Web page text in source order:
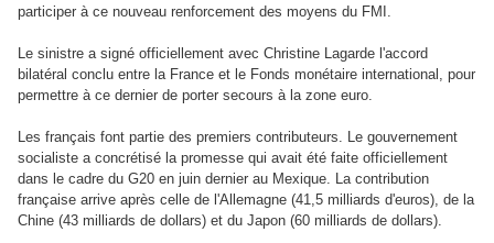
participer à ce nouveau renforcement des moyens du FMI.
Le sinistre a signé officiellement avec Christine Lagarde l'accord
bilatéral conclu entre la France et le Fonds monétaire international, pour
permettre à ce dernier de porter secours à la zone euro.
Les français font partie des premiers contributeurs. Le gouvernement
socialiste a concrétisé la promesse qui avait été faite officiellement
dans le cadre du G20 en juin dernier au Mexique. La contribution
française arrive après celle de l'Allemagne (41,5 milliards d'euros), de la
Chine (43 milliards de dollars) et du Japon (60 milliards de dollars).